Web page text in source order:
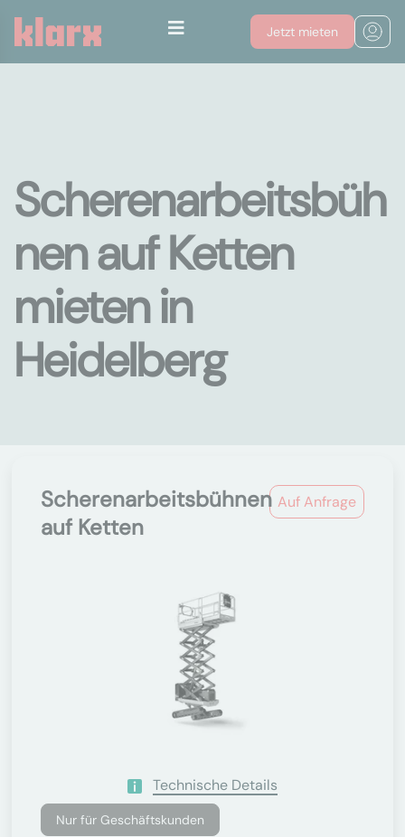
Jetzt mieten
Scherenarbeitsbüh
nen auf Ketten
mieten in
Heidelberg
Auf Anfrage
Scherenarbeitsbühnen
auf Ketten
Technische Details
Nur für Geschäftskunden